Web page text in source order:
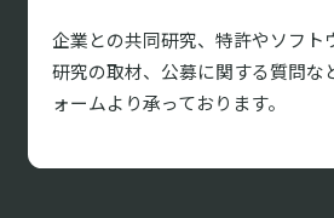
企業との共同研究、特許やソフト
研究の取材、 公募に関する質問な
ォームより承っております。